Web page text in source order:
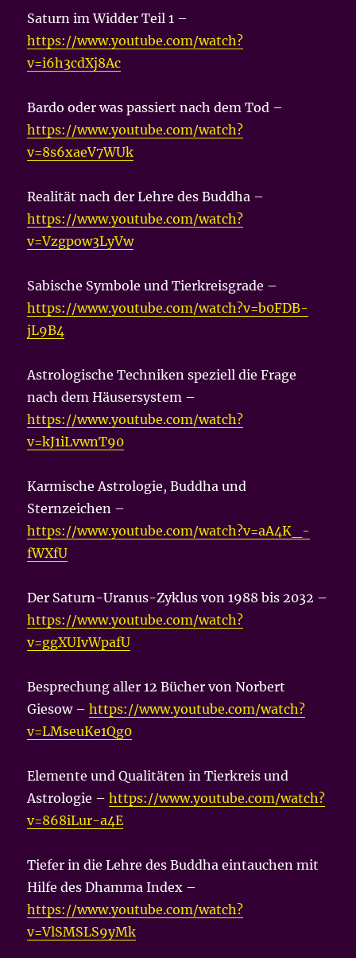
Saturn im Widder Teil 1 –
https://www.youtube.com/watch?
v=i6h3cdXj8Ac
Bardo oder was passiert nach dem Tod –
https://www.youtube.com/watch?
v=8s6xaeV7WUk
Realität nach der Lehre des Buddha –
https://www.youtube.com/watch?
v=Vzgpow3LyVw
Sabische Symbole und Tierkreisgrade –
https://www.youtube.com/watch?v=b0FDB-
jL9B4
Astrologische Techniken speziell die Frage
nach dem Häusersystem –
https://www.youtube.com/watch?
v=kJ1iLvwnT90
Karmische Astrologie, Buddha und
Sternzeichen –
https://www.youtube.com/watch?v=aA4K_-
fWXfU
Der Saturn-Uranus-Zyklus von 1988 bis 2032 –
https://www.youtube.com/watch?
v=ggXUIvWpafU
Besprechung aller 12 Bücher von Norbert
Giesow –https://www.youtube.com/watch?
v=LMseuKe1Qg0
Elemente und Qualitäten in Tierkreis und
Astrologie –https://www.youtube.com/watch?
v=868iLur-a4E
Tiefer in die Lehre des Buddha eintauchen mit
Hilfe des Dhamma Index –
https://www.youtube.com/watch?
v=VlSMSLS9yMk